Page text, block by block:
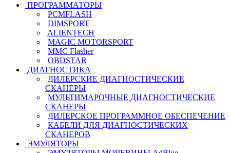
ПРОГРАММАТОРЫ
PCMFLASH
DIMSPORT
ALIENTECH
MAGIC MOTORSPORT
MMC Flasher
OBDSTAR
ДИАГНОСТИКА
ДИЛЕРСКИЕ ДИАГНОСТИЧЕСКИЕ
СКАНЕРЫ
МУЛЬТИМАРОЧНЫЕ ДИАГНОСТИЧЕСКИЕ
СКАНЕРЫ
ДИЛЕРСКОЕ ПРОГРАММНОЕ ОБЕСПЕЧЕНИЕ
КАБЕЛИ ДЛЯ ДИАГНОСТИЧЕСКИХ
СКАНЕРОВ
ЭМУЛЯТОРЫ